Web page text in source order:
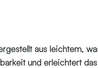
aus leichtem,
und erleichtert